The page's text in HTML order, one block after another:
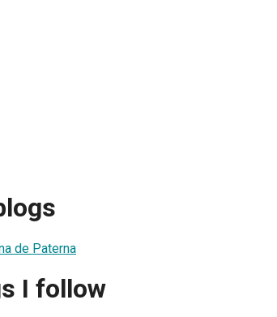
de Paterna
I follow